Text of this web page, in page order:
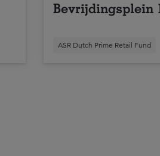
Bevrijdingsplein
ASR Dutch Prime Retail Fund